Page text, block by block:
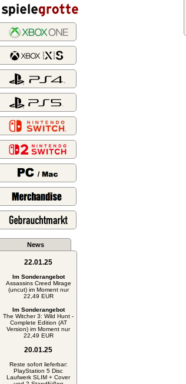
News
22.01.25
Im Sonderangebot
Assassins Creed Mirage
(uncut) im Moment nur
22,49 EUR
Im Sonderangebot
The Witcher 3: Wild Hunt -
Complete Edition (AT
Version) im Moment nur
22,49 EUR
20.01.25
Reste sofort lieferbar:
PlayStation 5 Disc
Laufwerk SLIM + Cover